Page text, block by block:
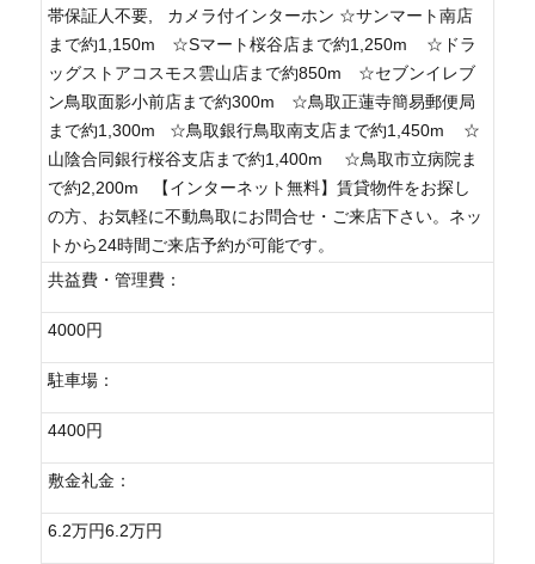
帯保証人不要, カメラ付インターホン ☆サンマート南店
まで約1,150m ☆Sマート桜谷店まで約1,250m ☆ドラ
ッグストアコスモス雲山店まで約850m ☆セブンイレブ
ン鳥取面影小前店まで約300m ☆鳥取正蓮寺簡易郵便局
まで約1,300m ☆鳥取銀行鳥取南支店まで約1,450m ☆
山陰合同銀行桜谷支店まで約1,400m ☆鳥取市立病院ま
で約2,200m 【インターネット無料】賃貸物件をお探し
の方、お気軽に不動鳥取にお問合せ・ご来店下さい。ネッ
トから24時間ご来店予約が可能です。
共益費・管理費：
4000円
駐車場：
4400円
敷金礼金：
6.2万円6.2万円